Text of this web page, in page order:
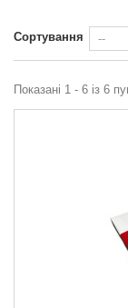
Сортування
Показані 1 - 6 із 6